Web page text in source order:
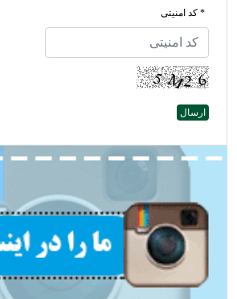
* کد امنیتی